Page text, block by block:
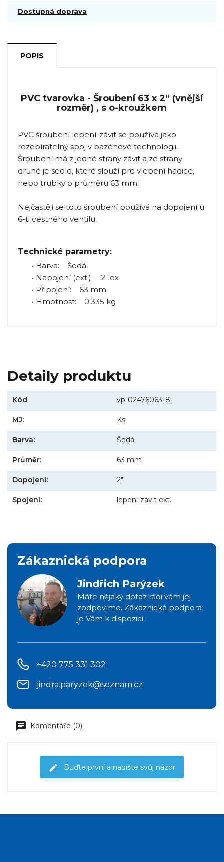
Dostupná doprava
POPIS
PVC tvarovka - Šroubení 63 x 2“ (vnější
rozměr) , s o-kroužkem
PVC šroubení lepení-závit se používá jako
rozebíratelný spoj v bazénové technologii.
Šroubení má z jedné strany závit a ze strany
druhé je sedlo, které slouží pro vlepení hadice,
nebo trubky o průměru 63 mm.
Nejčastěji se toto šroubení používá na dopojení u
6-ti cestného ventilu.
Technické parametry:
• Barva: Šedá
• Napojení (ext.): 2 "ex
• Připojení: 63 mm
• Hmotnost: 0.335 kg
Detaily produktu
Kód vp-0247606318
MJ: Ks
Barva: Šedá
Průměr: 63 mm
Dopojení: 2"
Spojení: lepení-závit ext.
Zákaznická podpora
Jindřich Parýzek
Máte nějaký dotaz rádi vám jej
zodpovíme. Zákaznická podpora
je Vám k dispozici.
+420 775 331 302
jindra.paryzek@seznam.cz
Komentáře (0)
Buďte první a napište svůj názor